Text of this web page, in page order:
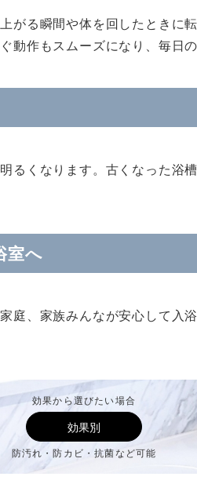
がる瞬間や体を回したときに
動作もスムーズになり、毎日
るくなります。古くなった浴
室へ
庭、家族みんなが安心して入
効果から選びたい場合
効果別
防汚れ・防カビ・抗菌など可能